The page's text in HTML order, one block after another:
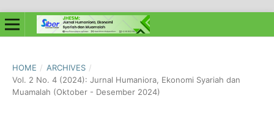
HOME / ARCHIVES /
Vol. 2 No. 4 (2024): Jurnal Humaniora, Ekonomi Syariah dan
Muamalah (Oktober - Desember 2024)